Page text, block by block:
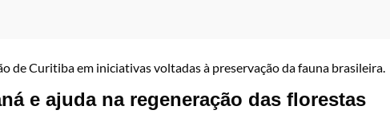
de Curitiba em iniciativas voltadas à preservação da fauna brasileira.
e ajuda na regeneração das florestas